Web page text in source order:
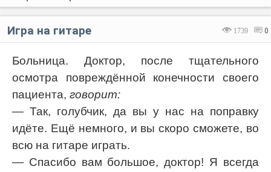
1739 0
Игра на гитаре
Больница. Доктор, после тщательного
осмотра повреждённой конечности своего
пациента, говорит:
— Так, голубчик, да вы у нас на поправку
идёте. Ещё немного, и вы скоро сможете, во
всю на гитаре играть.
— Спасибо вам большое, доктор! Я всегда